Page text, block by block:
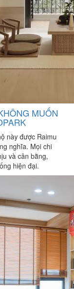
MUỐN
này được Raimu
nghĩa. Mọi chi
và cân bằng,
hiện đại.